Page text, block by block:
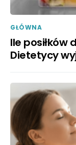
GŁÓWNA
Ile posiłków
Dietetycy